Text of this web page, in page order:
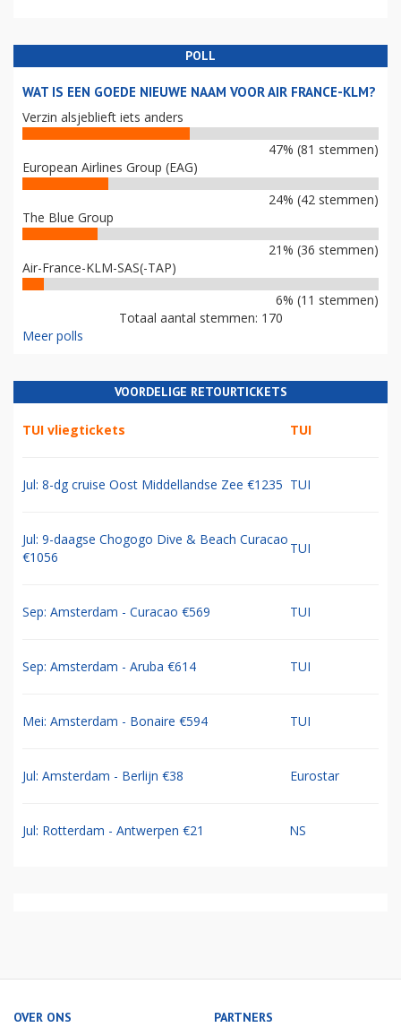
POLL
WAT IS EEN GOEDE NIEUWE NAAM VOOR AIR FRANCE-KLM?
Verzin alsjeblieft iets anders
47% (81 stemmen)
European Airlines Group (EAG)
24% (42 stemmen)
The Blue Group
21% (36 stemmen)
Air-France-KLM-SAS(-TAP)
6% (11 stemmen)
Totaal aantal stemmen: 170
Meer polls
VOORDELIGE RETOURTICKETS
TUI vliegtickets TUI
Jul: 8-dg cruise Oost Middellandse Zee €1235 TUI
Jul: 9-daagse Chogogo Dive & Beach Curacao
€1056
TUI
Sep: Amsterdam - Curacao €569 TUI
Sep: Amsterdam - Aruba €614 TUI
Mei: Amsterdam - Bonaire €594 TUI
Jul: Amsterdam - Berlijn €38 Eurostar
Jul: Rotterdam - Antwerpen €21 NS
OVER ONS PARTNERS